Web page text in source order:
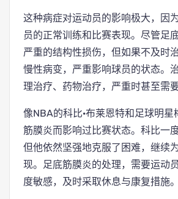
这种病症对运动员的影响极大，因
员的正常训练和比赛表现。尽管足
严重的结构性损伤，但如果不及时
慢性病变，严重影响球员的状态。
理治疗、药物治疗，严重时甚至需
像NBA的科比·布莱恩特和足球明
筋膜炎而影响过比赛状态。科比一
但他依然坚强地克服了困难，继续
现。足底筋膜炎的处理，需要运动
度敏感，及时采取休息与康复措施。